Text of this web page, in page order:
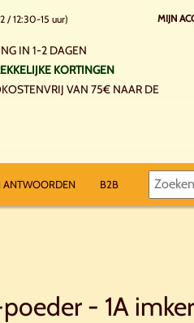
/ 12:30-15 uur)
IN 1-2 DAGEN
KORTINGEN
VAN 75€ NAAR DE
MIJN
ANTWOORDEN B2B
- 1A